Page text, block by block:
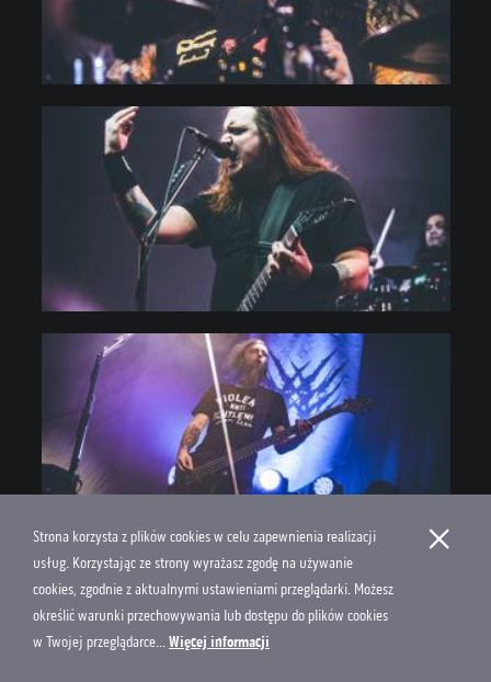
Strona korzysta z plików cookies w celu zapewnienia realizacji
usług. Korzystając ze strony wyrażasz zgodę na używanie
cookies, zgodnie z aktualnymi ustawieniami przeglądarki. Możesz
określić warunki przechowywania lub dostępu do plików cookies
w Twojej przeglądarce...Więcej informacji
×